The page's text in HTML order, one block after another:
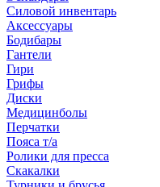
Силовой инвентарь
Аксессуары
Бодибары
Гантели
Гири
Грифы
Диски
Медицинболы
Перчатки
Пояса т/а
Ролики для пресса
Скакалки